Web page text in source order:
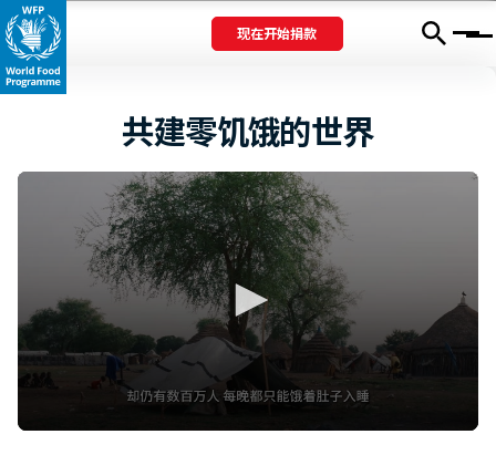
现在开始捐款 Menu
共建零饥饿的世界